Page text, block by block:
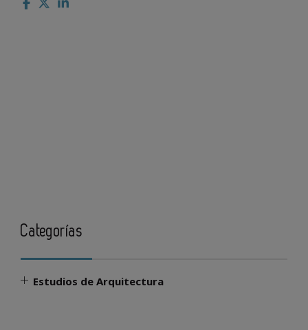
Categorías
Estudios de Arquitectura